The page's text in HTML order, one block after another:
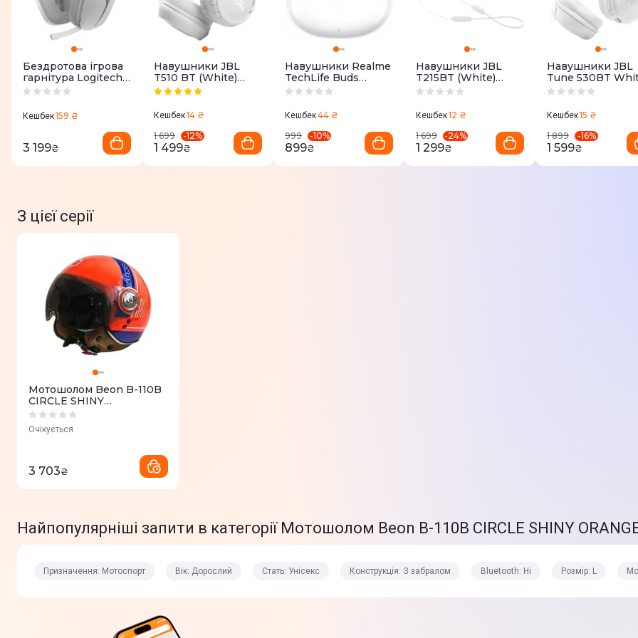
Бездротова ігрова
гарнітура Logitech
G321 LIGHTSPEED -
Кешбек159 ₴
3 199₴
Навушники JBL
T510 BT (White)
JBLT510BTWHTEU
Кешбек14 ₴
1 699
-12%
1 499₴
Навушники Realme
TechLife Buds
RMA2506 White
Кешбек44 ₴
999
-10%
899₴
Навушники JBL
T215BT (White)
JBLT215BTWHT
Кешбек12 ₴
1 699
-24%
1 299₴
Навушники JBL
Tune 530BT
Кешбек15 ₴
1 899
-16%
1 599₴
З цієї серії
Мотошолом Beon B-110B
CIRCLE SHINY
ORANGE/WHITE BLUE
розмір XL
Очікується
3 703₴
Найпопулярніші запити в категорії Мотошолом Beon B-110B CIRCLE SHINY
Призначення: Мотоспорт Вік: Дорослий Стать: Унісекс Конструкція: З забралом Bluetooth: Ні Розмір: L